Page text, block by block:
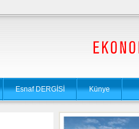
Esnaf DERGİSİ Künye